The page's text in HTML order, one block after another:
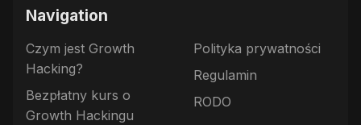
Navigation
Czym jest Growth
Hacking?
Bezpłatny kurs o
Growth Hackingu
Polityka prywatności
Regulamin
RODO